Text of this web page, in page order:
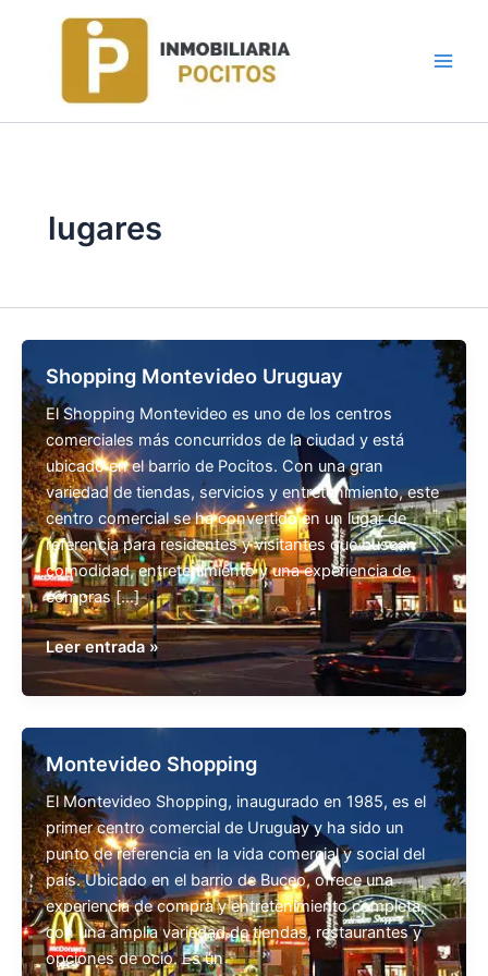
lugares
Shopping Montevideo Uruguay
El Shopping Montevideo es uno de los centros
comerciales más concurridos de la ciudad y está
ubicado en el barrio de Pocitos. Con una gran
variedad de tiendas, servicios y entretenimiento, este
centro comercial se ha convertido en un lugar de
referencia para residentes y visitantes que buscan
comodidad, entretenimiento y una experiencia de
compras […]
Shopping
Montevideo
Uruguay
Leer entrada »
Montevideo Shopping
El Montevideo Shopping, inaugurado en 1985, es el
primer centro comercial de Uruguay y ha sido un
punto de referencia en la vida comercial y social del
país. Ubicado en el barrio de Buceo, ofrece una
experiencia de compra y entretenimiento completa,
con una amplia variedad de tiendas, restaurantes y
opciones de ocio. Es un